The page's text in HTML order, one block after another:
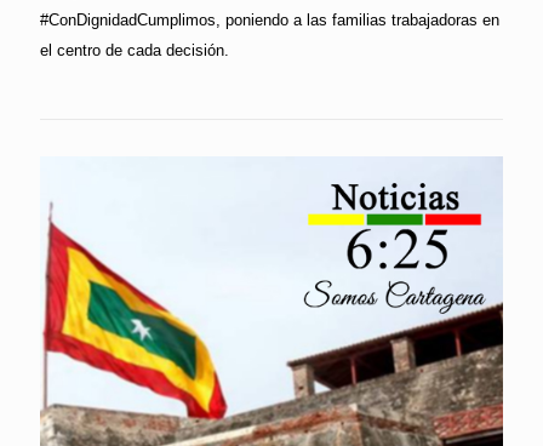
#ConDignidadCumplimos, poniendo a las familias trabajadoras en
el centro de cada decisión.